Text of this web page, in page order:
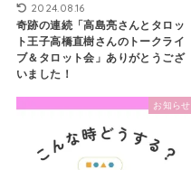
2024.08.16
奇跡の連続「高島亮さんとタロッ
ト王子高橋直樹さんのトークライ
ブ＆タロット会」ありがとうござ
いました！
お知らせ